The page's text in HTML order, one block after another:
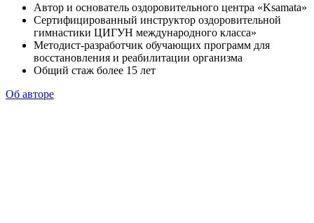
Автор и основатель оздоровительного центра «Ksamata»
Сертифицированный инструктор оздоровительной
гимнастики ЦИГУН международного класса»
Методист-разработчик обучающих программ для
восстановления и реабилитации организма
Общий стаж более 15 лет
Об авторе